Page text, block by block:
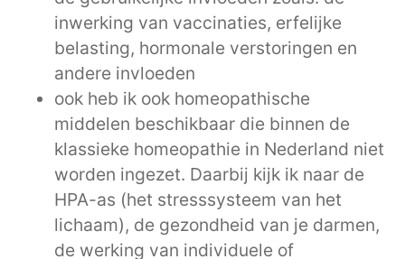
inwerking van vaccinaties, erfelijke
belasting, hormonale verstoringen en
andere invloeden
ook heb ik ook homeopathische
middelen beschikbaar die binnen de
klassieke homeopathie in Nederland niet
worden ingezet. Daarbij kijk ik naar de
HPA-as (het stresssysteem van het
lichaam), de gezondheid van je darmen,
de werking van individuele of